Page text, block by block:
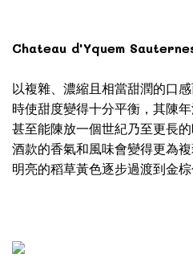
Chateau d'Yquem
以複雜、濃縮且相當甜潤的口
時使甜度變得十分平衡，其陳
甚至能陳放一個世紀乃至更長
酒款的香氣和風味會變得更為
明亮的稻草黃色逐步過渡到金